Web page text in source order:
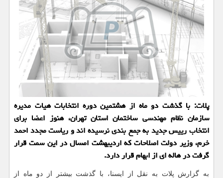
پلات: با گذشت دو ماه از هشتمین دوره انتخابات هیات مدیره
سازمان نظام مهندسی ساختمان استان تهران، هنوز اعضا برای
انتخاب رییس جدید به جمع بندی نرسیده اند و ریاست مجدد احمد
خرم، وزیر دولت اصلاحات كه اردیبهشت امسال در این سمت قرار
گرفت در هاله ای از ابهام قرار دارد.
به گزارش پلات به نقل از ایسنا، با گذشت بیشتر از دو ماه از